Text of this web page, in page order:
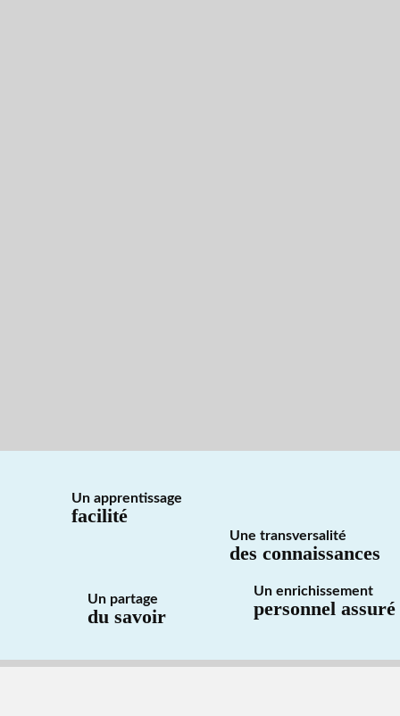
Un apprentissage
facilité
Une transversalité
des connaissances
Un partage
du savoir
Un enrichissement
personnel assuré